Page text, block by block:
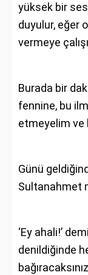
yüksek bir ses
duyulur, eğer
vermeye
Burada bir
fennine, bu
etmeyelim ve
Günü
Sultanahmet
‘Ey ahali!’
denildiğinde